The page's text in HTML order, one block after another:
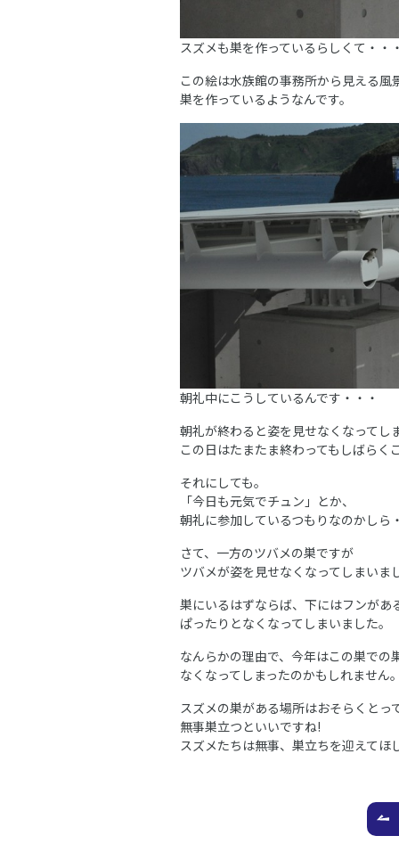
スズメも巣を作っているらしくて・・
この絵は水族館の事務所から見える風
巣を作っているようなんです。
朝礼中にこうしているんです・・・
朝礼が終わると姿を見せなくなって
この日はたまたま終わってもしばら
それにしても。
「今日も元気でチュン」とか、
朝礼に参加しているつもりなのかしら
さて、一方のツバメの巣ですが
ツバメが姿を見せなくなってしまいま
巣にいるはずならば、下にはフンがあ
ぱったりとなくなってしまいました。
なんらかの理由で、今年はこの巣での
なくなってしまったのかもしれません
スズメの巣がある場所はおそらくとっ
無事巣立つといいですね!
スズメたちは無事、巣立ちを迎えてほ